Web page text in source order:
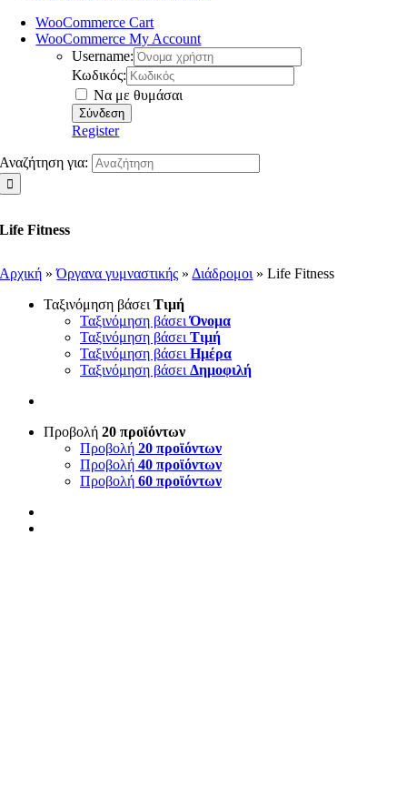
WooCommerce Cart
WooCommerce My Account
Username:
Κωδικός:
Να με θυμάσαι
Register
Αναζήτηση για:
Life Fitness
Αρχική »Όργανα γυμναστικής » Διάδρομοι »Life Fitness
Ταξινόμηση βάσει Τιμή
Ταξινόμηση βάσειΌνομα
Ταξινόμηση βάσει Τιμή
Ταξινόμηση βάσει Ημέρα
Ταξινόμηση βάσει Δημοφιλή
Προβολή 20 προϊόντων
Προβολή 20 προϊόντων
Προβολή 40 προϊόντων
Προβολή 60 προϊόντων